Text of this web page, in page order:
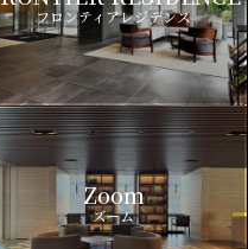
フロンティアレジデンス
Zoom
ズーム